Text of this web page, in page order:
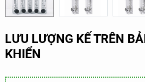
LƯU LƯỢNG KẾ TRÊN
KHIỂN